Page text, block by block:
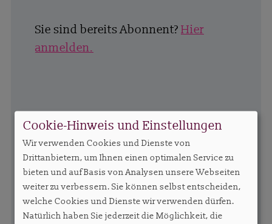
Sie sind bereits Abonnent? Hier
anmelden.
Cookie-Hinweis und Einstellungen
Wir verwenden Cookies und Dienste von
Drittanbietern, um Ihnen einen optimalen Service zu
bieten und auf Basis von Analysen unsere Webseiten
weiter zu verbessern. Sie können selbst entscheiden,
welche Cookies und Dienste wir verwenden dürfen.
Natürlich haben Sie jederzeit die Möglichkeit, die